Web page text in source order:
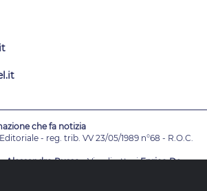
che fa notizia
- reg. trib. VV 23/05/1989 n°68 - R.O.C.
Alessandro Russo- VicedirettoriEnrico De